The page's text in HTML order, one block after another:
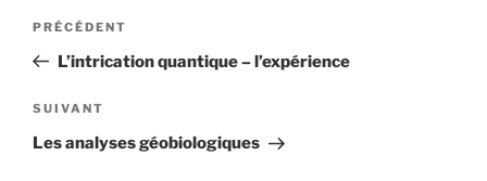
Navigation
l’article
Article
précédent
PRÉCÉDENT
L’intrication quantique – l’expérience
Article
suivant
SUIVANT
Les analyses géobiologiques